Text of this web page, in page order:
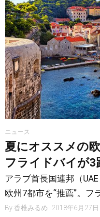
ニュース
夏にオススメの
フライドバイが3
アラブ首長国連邦（
欧州7都市を“推薦”。フ
By 香椎みるめ 2018年6月27日